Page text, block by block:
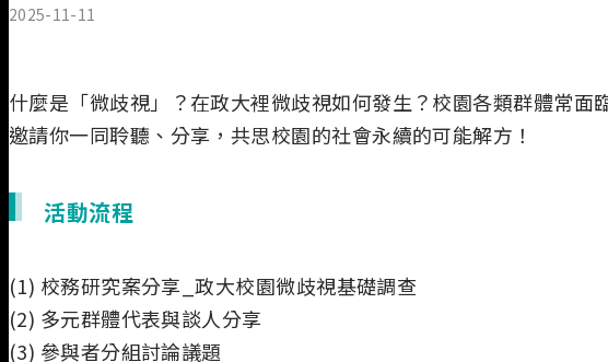
2025-11-11
什麼是「微歧視」？在政大裡微歧視如何發生？校園各類群體常
邀請你一同聆聽、分享，共思校園的社會永續的可能解方！
活動流程
(1) 校務研究案分享_政大校園微歧視基礎調查
(2) 多元群體代表與談人分享
(3) 參與者分組討論議題